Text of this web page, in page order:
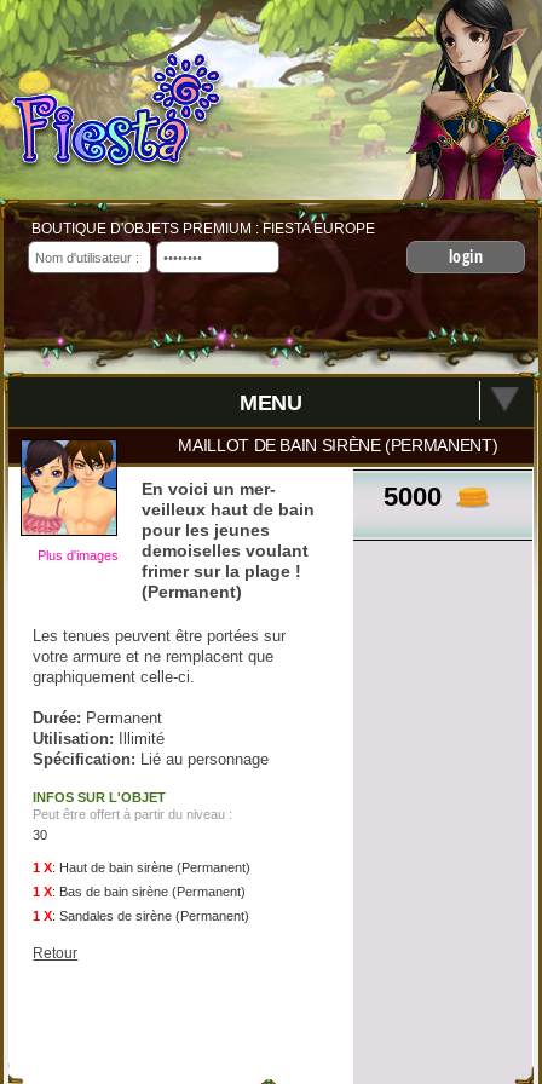
BOUTIQUE D'OBJETS PREMIUM : FIESTA EUROPE
login
MENU
MAILLOT DE BAIN SIRÈNE (PERMANENT)
5000
Plus d'images
En voici un mer-
veilleux haut de bain
pour les jeunes
demoiselles voulant
frimer sur la plage !
(Permanent)
Les tenues peuvent être portées sur
votre armure et ne remplacent que
graphiquement celle-ci.
Durée: Permanent
Utilisation: Illimité
Spécification: Lié au personnage
INFOS SUR L'OBJET
Peut être offert à partir du niveau :
30
1 X: Haut de bain sirène (Permanent)
1 X: Bas de bain sirène (Permanent)
1 X:Sandales de sirène (Permanent)
Retour